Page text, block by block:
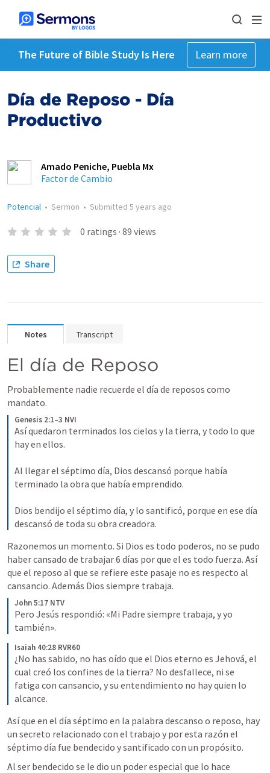
The Future of Bible Study Is Here Learn more
Día de Reposo - Día
Productivo
Amado Peniche, Puebla Mx
Factor de Cambio
Potencial • Sermon • Submitted 5 years ago
0 ratings · 89 views
Share
Notes Transcript
El día de Reposo
Probablemente nadie recuerde el día de reposos como
mandato.
Genesis 2:1–3 NVI
Así quedaron terminados los cielos y la tierra, y todo lo que
hay en ellos.
Al llegar el séptimo día, Dios descansó porque había
terminado la obra que había emprendido.
Dios bendijo el séptimo día, y lo santificó, porque en ese día
descansó de toda su obra creadora.
Razonemos un momento. Si Dios es todo poderos, no se pudo
haber cansado de trabajar 6 días por que el es todo fuerza. Así
que el reposo al que se refiere este pasaje no es respecto al
cansancio. Además Dios siempre trabaja.
John 5:17 NTV
Pero Jesús respondió: «Mi Padre siempre trabaja, y yo
también».
Isaiah 40:28 RVR60
¿No has sabido, no has oído que el Dios eterno es Jehová, el
cual creó los confines de la tierra? No desfallece, ni se
fatiga con cansancio, y su entendimiento no hay quien lo
alcance.
Así que en el día séptimo en la palabra descanso o reposo, hay
un secreto relacionado con el trabajo y por esta razón el
séptimo día fue bendecido y santificado con un propósito.
Al ser bendecido se le dio un poder especial que lo hace